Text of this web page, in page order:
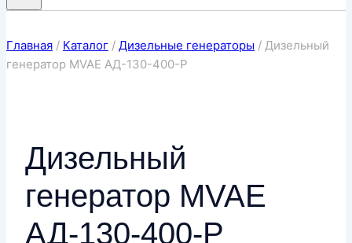
Главная / Каталог / Дизельные генераторы / Дизельный
генератор MVAE АД-130-400-Р
Дизельный
генератор MVAE
АД-130-400-Р